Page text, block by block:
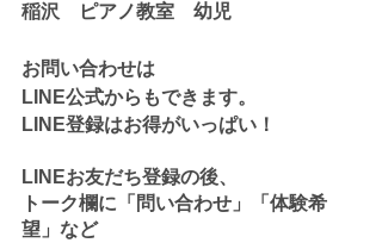
稲沢　ピアノ教室　幼児
お問い合わせは
LINE公式からもできます。
LINE登録はお得がいっぱい！
​LINEお友だち登録の後、
トーク欄に「問い合わせ」「体験希
望」など